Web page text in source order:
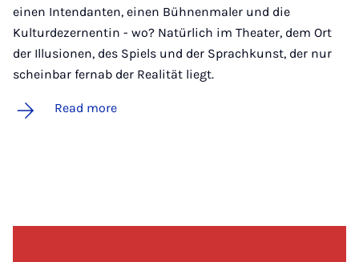
einen Intendanten, einen Bühnenmaler und die
Kulturdezernentin - wo? Natürlich im Theater, dem Ort
der Illusionen, des Spiels und der Sprachkunst, der nur
scheinbar fernab der Realität liegt.
Read more